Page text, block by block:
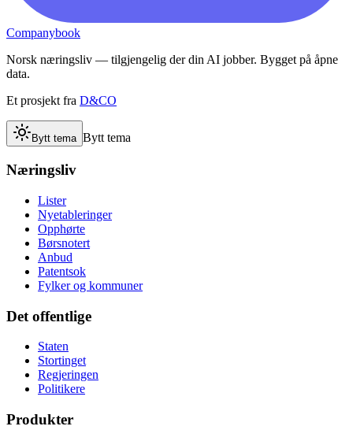
Companybook
Norsk næringsliv — tilgjengelig der din AI jobber. Bygget på åpne
data.
Et prosjekt fra D&CO
Bytt tema Bytt tema
Næringsliv
Lister
Nyetableringer
Opphørte
Børsnotert
Anbud
Patentsok
Fylker og kommuner
Det offentlige
Staten
Stortinget
Regjeringen
Politikere
Produkter